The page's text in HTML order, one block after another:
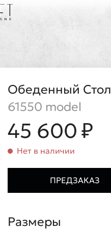
Обеденный Стол
61550 model
45 600 ₽
Нет в наличии
ПРЕДЗАКАЗ
Размеры